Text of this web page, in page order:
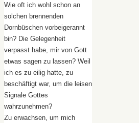
Wie oft ich wohl schon an
solchen brennenden
Dornbüschen vorbeigerannt
bin? Die Gelegenheit
verpasst habe, mir von Gott
etwas sagen zu lassen? Weil
ich es zu eilig hatte, zu
beschäftigt war, um die leisen
Signale Gottes
wahrzunehmen?
Zu erwachsen, um mich